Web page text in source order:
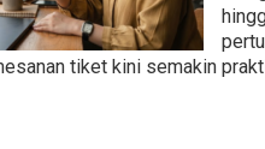
dan
Tips
tiket kini semakin